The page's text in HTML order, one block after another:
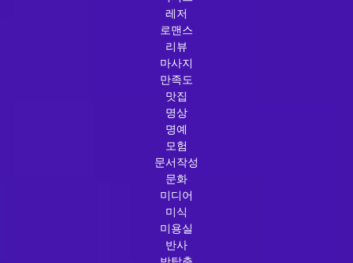
레저
로맨스
리뷰
마사지
만족도
맛집
명상
명예
모험
문서작성
문화
미디어
미식
미용실
반사